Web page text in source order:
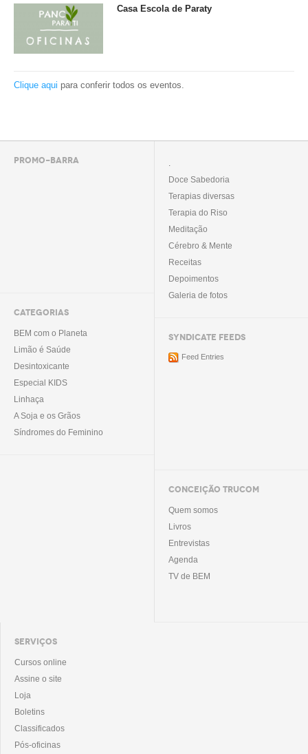
Casa Escola de Paraty
Clique aqui para conferir todos os eventos.
PROMO-BARRA
CATEGORIAS
BEM com o Planeta
Limão é Saúde
Desintoxicante
Especial KIDS
Linhaça
A Soja e os Grãos
Síndromes do Feminino
.
Doce Sabedoria
Terapias diversas
Terapia do Riso
Meditação
Cérebro & Mente
Receitas
Depoimentos
Galeria de fotos
SYNDICATE FEEDS
Feed Entries
CONCEIÇÃO TRUCOM
Quem somos
Livros
Entrevistas
Agenda
TV de BEM
SERVIÇOS
Cursos online
Assine o site
Loja
Boletins
Classificados
Pós-oficinas